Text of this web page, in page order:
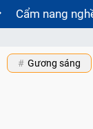
Cẩm nang
Gương sáng